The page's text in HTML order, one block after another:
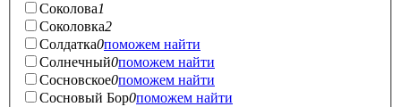
Соколова1
Соколовка2
Солдатка0поможем найти
Солнечный0поможем найти
Сосновское0поможем найти
Сосновый Бор0поможем найти